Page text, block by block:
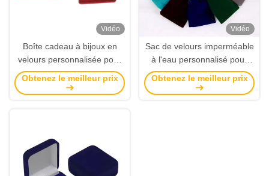
Vidéo
Boîte cadeau à bijoux en
velours personnalisée pour
bagues et colliers
Obtenez le meilleur prix
Vidéo
Sac de velours imperméable
à l'eau personnalisé pour
l'emballage et le stockage de
cadeaux avec un matériau
Obtenez le meilleur prix